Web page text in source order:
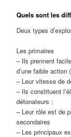
Quels sont les
Deux types
Les primaires
– Ils prennent
d’une faible
– Leur vitesse de
– Ils constituent
détonateurs ;
– Leur rôle est de
secondaires
– Les principaux